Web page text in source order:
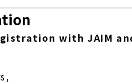
with JAIM